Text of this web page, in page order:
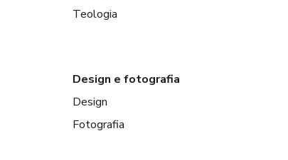
Teologia
Design e fotografia
Design
Fotografia